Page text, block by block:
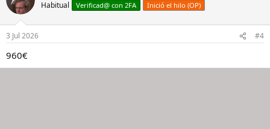
Habitual Verificad@ con 2FA Inició el hilo (OP)
3 Jul 2026 #4
960€